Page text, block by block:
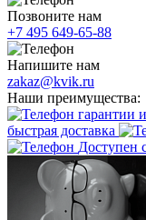
Позвоните нам
+7 495 649-65-88
Напишите нам
zakaz@kvik.ru
Наши преимущества:
гарантии
быстрая доставка
Доступен